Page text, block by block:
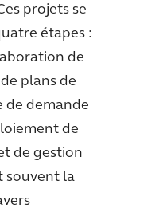
projets se
étapes :
de
plans de
de demande
de
de gestion
souvent la